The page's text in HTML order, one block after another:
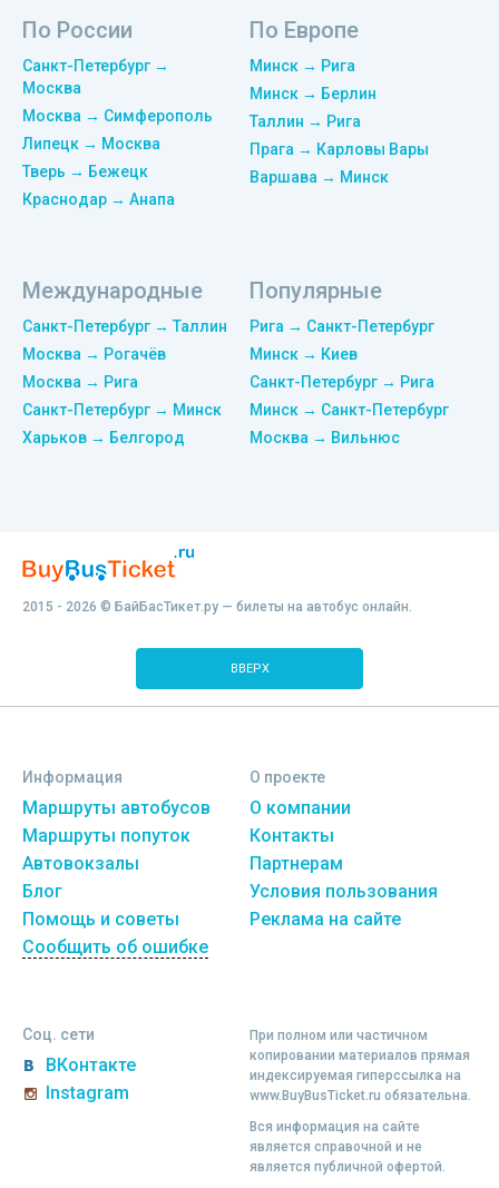
По России
Санкт-Петербург →
Москва
Москва → Симферополь
Липецк → Москва
Тверь → Бежецк
Краснодар → Анапа
По Европе
Минск → Рига
Минск → Берлин
Таллин → Рига
Прага → Карловы Вары
Варшава → Минск
Международные
Санкт-Петербург → Таллин
Москва → Рогачёв
Москва → Рига
Санкт-Петербург → Минск
Харьков → Белгород
Популярные
Рига → Санкт-Петербург
Минск → Киев
Санкт-Петербург → Рига
Минск → Санкт-Петербург
Москва → Вильнюс
2015 - 2026 © БайБасТикет.ру — билеты на автобус онлайн.
ВВЕРХ
Информация
Маршруты автобусов
Маршруты попуток
Автовокзалы
Блог
Помощь и советы
Сообщить об ошибке
О проекте
О компании
Контакты
Партнерам
Условия пользования
Реклама на сайте
Соц. сети
ВКонтакте
Instagram
При полном или частичном
копировании материалов прямая
индексируемая гиперссылка на
www.BuyBusTicket.ru обязательна.
Вся информация на сайте
является справочной и не
является публичной офертой.